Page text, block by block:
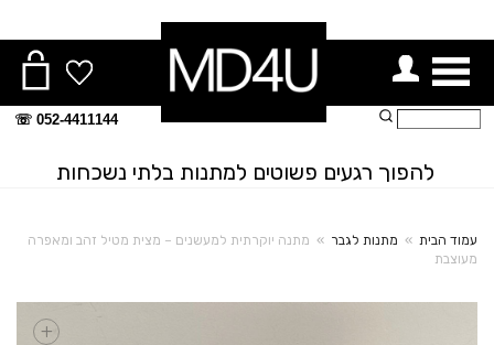
תפריט
052-4411144 ☏
להפוך רגעים פשוטים למתנות בלתי נשכחות
עמוד הבית » מתנות לגבר » מתנה יוקרתית למעשנים – מצית מטיל זהב ומאפרה
מעוצבת
+